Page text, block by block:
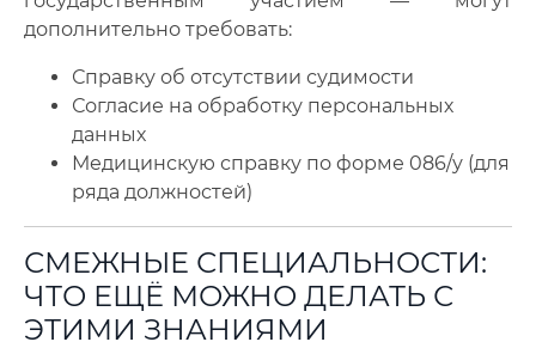
дополнительно требовать:
Справку об отсутствии судимости
Согласие на обработку персональных
данных
Медицинскую справку по форме 086/у (для
ряда должностей)
СМЕЖНЫЕ СПЕЦИАЛЬНОСТИ:
ЧТО ЕЩЁ МОЖНО ДЕЛАТЬ С
ЭТИМИ ЗНАНИЯМИ